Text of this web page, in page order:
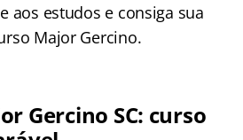
aos estudos e consiga sua
Major Gercino.
Gercino SC: curso